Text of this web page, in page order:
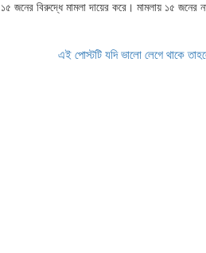
জনের বিরুদ্ধে মামলা দায়ের করে। মামলায় ১৫
এই পোস্টটি যদি ভালো লেগে থাকে